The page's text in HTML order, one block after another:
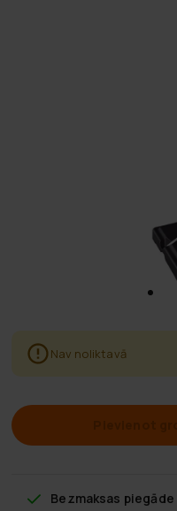
Nav noliktavā
Bezmaksas piegāde